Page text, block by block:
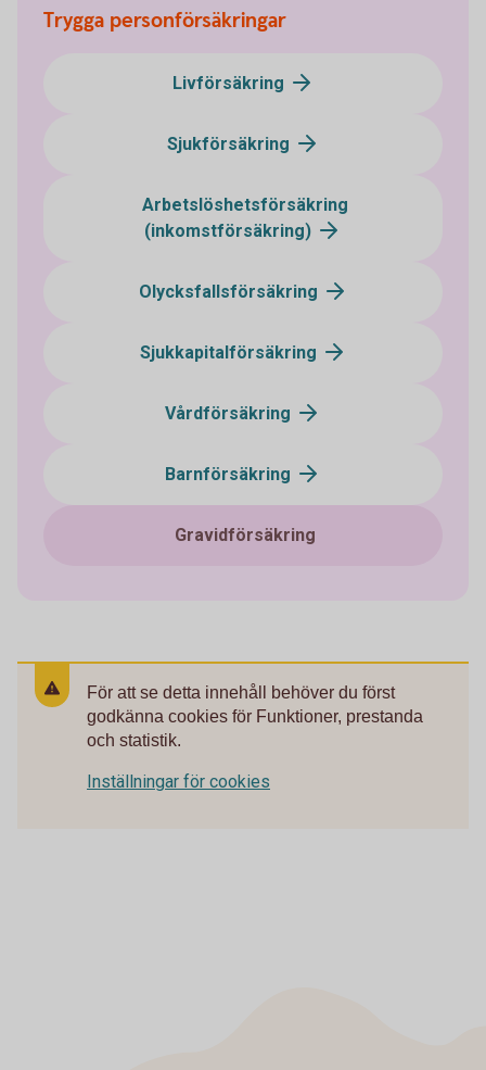
Trygga personförsäkringar
Livförsäkring
Sjukförsäkring
Arbetslöshetsförsäkring
(inkomstförsäkring)
Olycksfallsförsäkring
Sjukkapitalförsäkring
Vårdförsäkring
Barnförsäkring
Gravidförsäkring
För att se detta innehåll behöver du först
godkänna cookies för Funktioner, prestanda
och statistik.
Inställningar för cookies